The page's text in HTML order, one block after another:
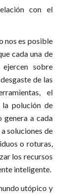
con el
nos es posible
cada una de
sobre
de las
el
polución de
genera a cada
soluciones de
o roturas,
los recursos
inteligente.
utópico y